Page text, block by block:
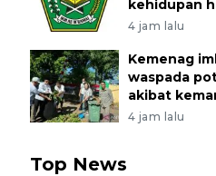
kehidupan
4 jam lalu
Kemenag
waspada
akibat
4 jam lalu
Top News